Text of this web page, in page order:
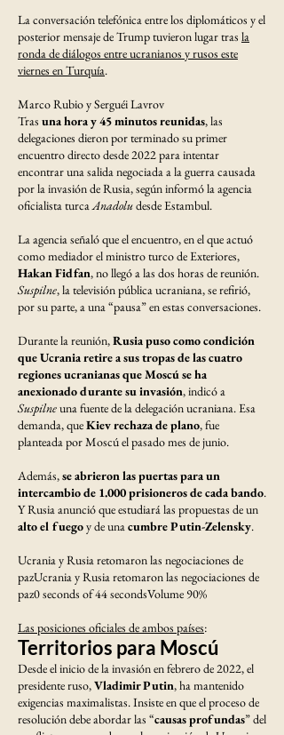
La conversación telefónica entre los diplomáticos y el
posterior mensaje de Trump tuvieron lugar tras la
ronda de diálogos entre ucranianos y rusos este
viernes en Turquía.
Marco Rubio y Serguéi Lavrov
Tras una hora y 45 minutos reunidas, las
delegaciones dieron por terminado su primer
encuentro directo desde 2022 para intentar
encontrar una salida negociada a la guerra causada
por la invasión de Rusia, según informó la agencia
oficialista turcaAnadoludesde Estambul.
La agencia señaló que el encuentro, en el que actuó
como mediador el ministro turco de Exteriores,
Hakan Fidfan, no llegó a las dos horas de reunión.
Suspilne, la televisión pública ucraniana, se refirió,
por su parte, a una “pausa” en estas conversaciones.
Durante la reunión,Rusia puso como condición
que Ucrania retire a sus tropas de las cuatro
regiones ucranianas que Moscú se ha
anexionado durante su invasión, indicó a
Suspilneuna fuente de la delegación ucraniana. Esa
demanda, queKiev rechaza de plano, fue
planteada por Moscú el pasado mes de junio.
Además,se abrieron las puertas para un
intercambio de 1.000 prisioneros de cada bando.
Y Rusia anunció que estudiará las propuestas de un
alto el fuegoy de unacumbre Putin-Zelensky.
Ucrania y Rusia retomaron las negociaciones de
pazUcrania y Rusia retomaron las negociaciones de
paz0 seconds of 44 secondsVolume 90%
Las posiciones oficiales de ambos países:
Territorios para Moscú
Desde el inicio de la invasión en febrero de 2022, el
presidente ruso,Vladimir Putin, ha mantenido
exigencias maximalistas. Insiste en que el proceso de
resolución debe abordar las “causas profundas” del